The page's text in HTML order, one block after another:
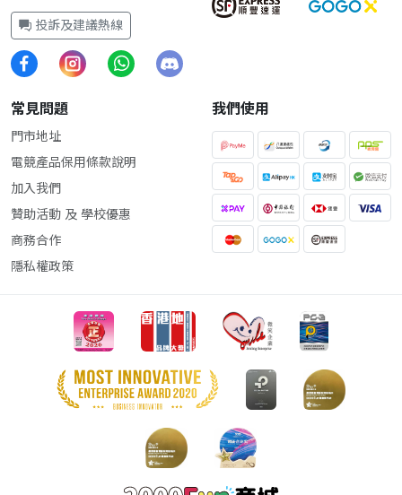
投訴及建議熱線
常見問題
門市地址
電競產品保用條款說明
加入我們
贊助活動 及 學校優惠
商務合作
隱私權政策
我們使用